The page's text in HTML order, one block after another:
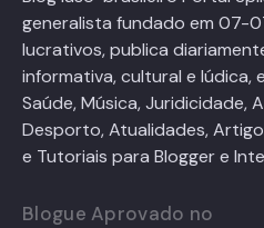
generalista fundado em 07-
lucrativos, publica
informativa, cultural e lúdica,
Saúde, Música, Juridicidade,
Desporto, Atualidades,
e Tutoriais para Blogger e
Blogue Aprovado no